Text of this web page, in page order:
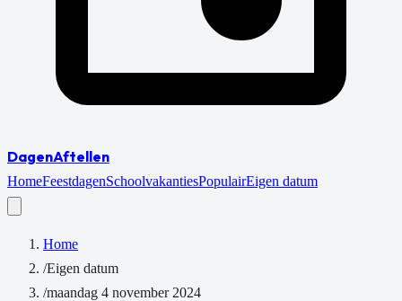
DagenAftellen
HomeFeestdagenSchoolvakantiesPopulairEigen datum
Home
/Eigen datum
/maandag 4 november 2024